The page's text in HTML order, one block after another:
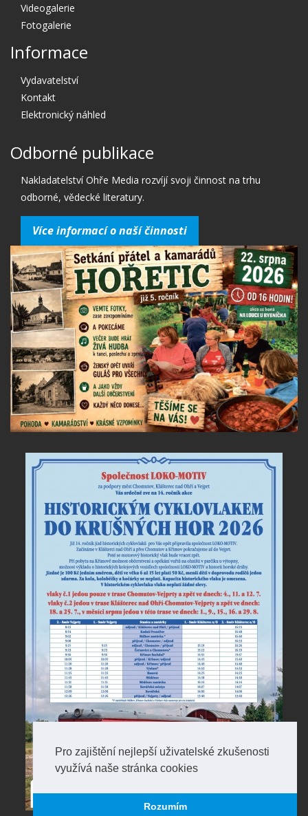
Pro zajištění nejlepší uživatelské zkušenosti
využívá naše stránka cookies
Rozumím
Videogalerie
Fotogalerie
Informace
Vydavatelství
Kontakt
Elektronický náhled
Odborné publikace
Nakladatelství Ohře Media rozvíjí svoji činnost na trhu
odborné, vědecké literatury.
Více informací o naší činnosti